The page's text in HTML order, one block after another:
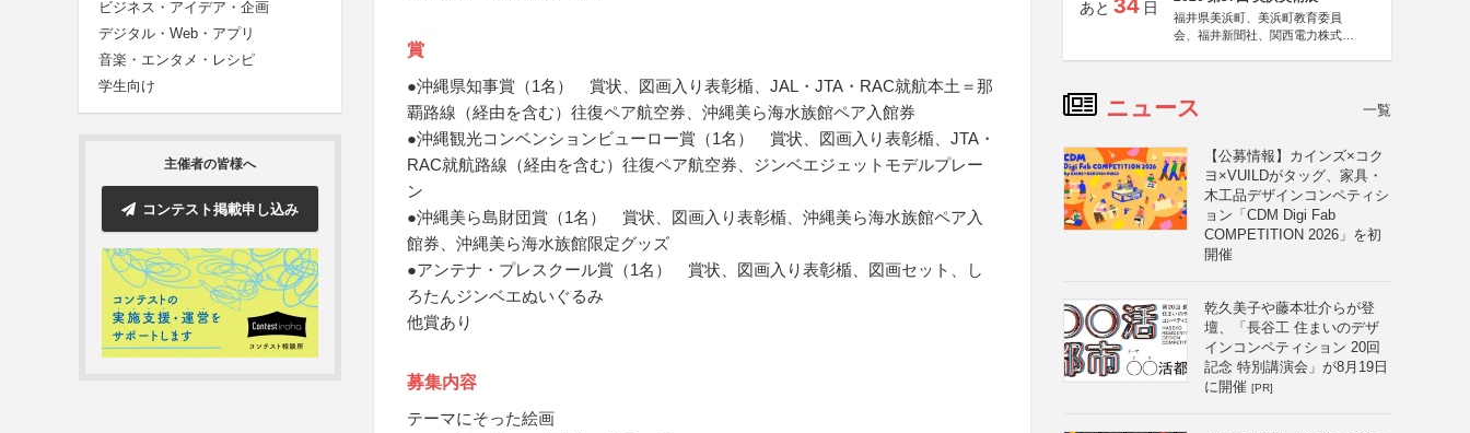
ビジネス・アイデア・企画
デジタル・Web・アプリ
音楽・エンタメ・レシピ
学生向け
主催者の皆様へ
コンテスト掲載申し込み
賞
●沖縄県知事賞（1名） 賞状、図画入り表彰楯、JAL・JTA・RAC就航本土＝那
覇路線（経由を含む）往復ペア航空券、沖縄美ら海水族館ペア入館券
●沖縄観光コンベンションビューロー賞（1名） 賞状、図画入り表彰楯、JTA・
RAC就航路線（経由を含む）往復ペア航空券、ジンベエジェットモデルプレー
ン
●沖縄美ら島財団賞（1名） 賞状、図画入り表彰楯、沖縄美ら海水族館ペア入
館券、沖縄美ら海水族館限定グッズ
●アンテナ・プレスクール賞（1名） 賞状、図画入り表彰楯、図画セット、し
ろたんジンベエぬいぐるみ
他賞あり
募集内容
テーマにそった絵画
あと 日
福井県美浜町、美浜町教育委員
会、福井新聞社、関西電力株式会
ニュース 一覧
【公募情報】カインズ×コク
ヨ×VUILDがタッグ、家具・
木工品デザインコンペティシ
ョン「CDM Digi Fab
COMPETITION 2026」を初
開催
乾久美子や藤本壮介らが登
壇、「長谷工 住まいのデザ
インコンペティション 20回
記念 特別講演会」が8月19日
に開催 [PR]